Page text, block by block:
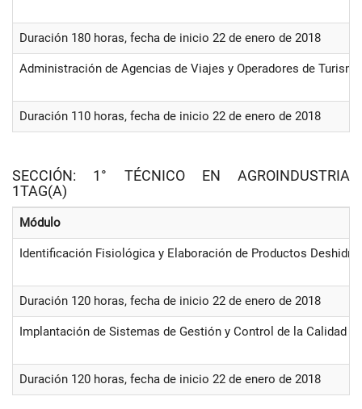
Duración 180 horas, fecha de inicio 22 de enero de 2018
Administración de Agencias de Viajes y Operadores de Turismo
Duración 110 horas, fecha de inicio 22 de enero de 2018
SECCIÓN: 1° TÉCNICO EN AGROINDUSTRIA
1TAG(A)
Módulo
Identificación Fisiológica y Elaboración de Productos
Duración 120 horas, fecha de inicio 22 de enero de 2018
Implantación de Sistemas de Gestión y Control de la Calidad
Duración 120 horas, fecha de inicio 22 de enero de 2018